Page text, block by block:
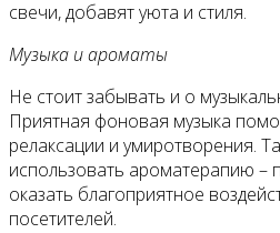
свечи, добавят уюта и стиля.
Музыка и ароматы
Не стоит забывать и о
Приятная фоновая музыка
релаксации и умиротворения.
использовать ароматерапию –
оказать благоприятное
посетителей.